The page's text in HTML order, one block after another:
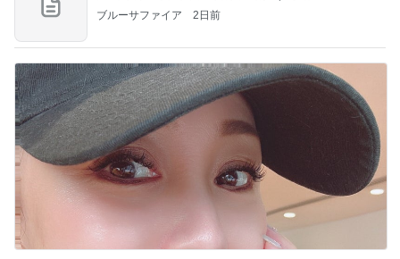
ブルーサファイア 2日前